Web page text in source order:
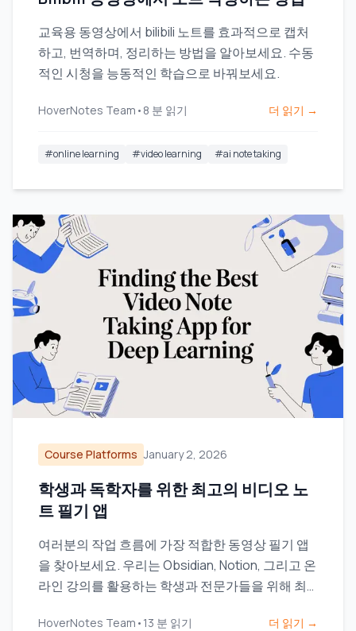
교육용 동영상에서 bilibili 노트를 효과적으로 캡처
하고, 번역하며, 정리하는 방법을 알아보세요. 수동
적인 시청을 능동적인 학습으로 바꿔보세요.
HoverNotes Team • 8 분 읽기 더 읽기 →
#online learning #video learning #ai note taking
Course Platforms January 2, 2026
학생과 독학자를 위한 최고의 비디오 노
트 필기 앱
여러분의 작업 흐름에 가장 적합한 동영상 필기 앱
을 찾아보세요. 우리는 Obsidian, Notion, 그리고 온
라인 강의를 활용하는 학생과 전문가들을 위해 최
HoverNotes Team • 13 분 읽기 더 읽기 →